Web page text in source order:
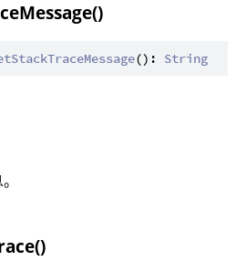
(): String